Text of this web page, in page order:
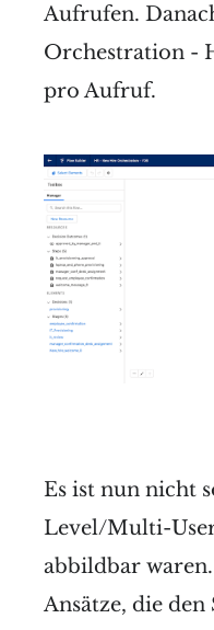
Aufrufen.
Orchestration -
pro Aufruf.
Es ist nun nicht
Level/Multi-
abbildbar
Ansätze, die den